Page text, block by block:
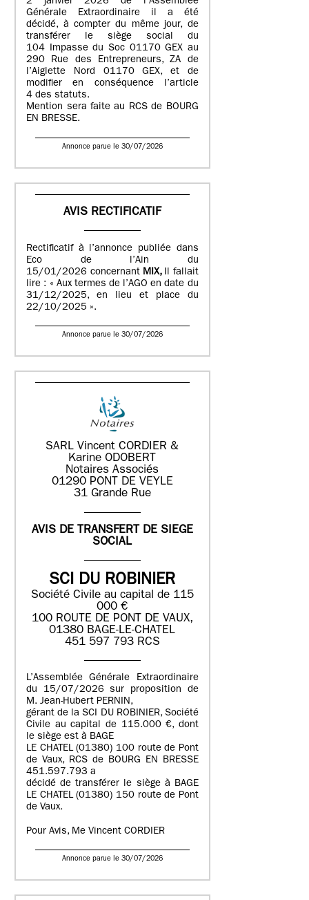
Générale Extraordinaire il a été
décidé, à compter du même jour, de
transférer le siège social du
104 Impasse du Soc 01170 GEX au
290 Rue des Entrepreneurs, ZA de
l’Aiglette Nord 01170 GEX, et de
modifier en conséquence l’article
4 des statuts.
Mention sera faite au RCS de BOURG
EN BRESSE.
Annonce parue le 30/07/2026
AVIS RECTIFICATIF
Rectificatif à l’annonce publiée dans
Eco de l’Ain du
15/01/2026 concernant MIX, Il fallait
lire : « Aux termes de l’AGO en date du
31/12/2025, en lieu et place du
22/10/2025 ».
Annonce parue le 30/07/2026
SARL Vincent CORDIER &
Karine ODOBERT
Notaires Associés
01290 PONT DE VEYLE
31 Grande Rue
AVIS DE TRANSFERT DE SIEGE
SOCIAL
SCI DU ROBINIER
Société Civile au capital de 115
000 €
100 ROUTE DE PONT DE VAUX,
01380 BAGE-LE-CHATEL
451 597 793 RCS
L’Assemblée Générale Extraordinaire
du 15/07/2026 sur proposition de
M. Jean-Hubert PERNIN,
gérant de la SCI DU ROBINIER, Société
Civile au capital de 115.000 €, dont
le siège est à BAGE
LE CHATEL (01380) 100 route de Pont
de Vaux, RCS de BOURG EN BRESSE
451.597.793 a
décidé de transférer le siège à BAGE
LE CHATEL (01380) 150 route de Pont
de Vaux.
Pour Avis, Me Vincent CORDIER
Annonce parue le 30/07/2026